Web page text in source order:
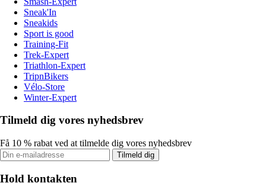
Sneak'In
Sneakids
Sport is good
Training-Fit
Trek-Expert
Triathlon-Expert
TripnBikers
Vélo-Store
Winter-Expert
Tilmeld dig vores nyhedsbrev
Få 10 % rabat ved at tilmelde dig vores nyhedsbrev
Tilmeld dig
Hold kontakten